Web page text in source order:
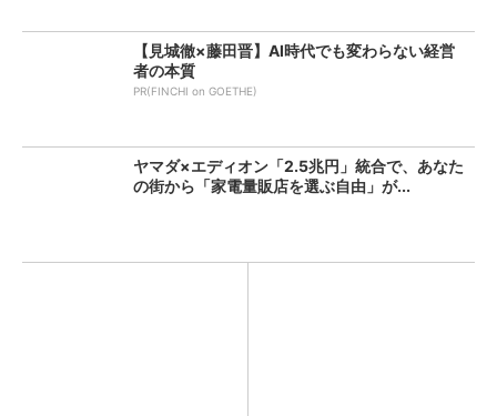
【見城徹×藤田晋】AI時代でも変わらない経営
者の本質
PR(FINCHI on GOETHE)
ヤマダ×エディオン「2.5兆円」統合で、あなた
の街から「家電量販店を選ぶ自由」が...